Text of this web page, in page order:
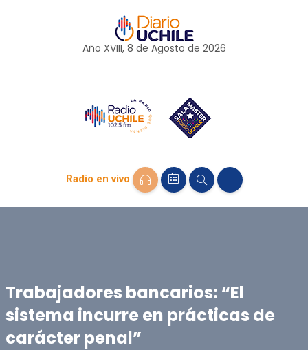
Año XVIII, 8 de Agosto de 2026
Radio en vivo
Trabajadores bancarios: “El
sistema incurre en prácticas de
carácter penal”